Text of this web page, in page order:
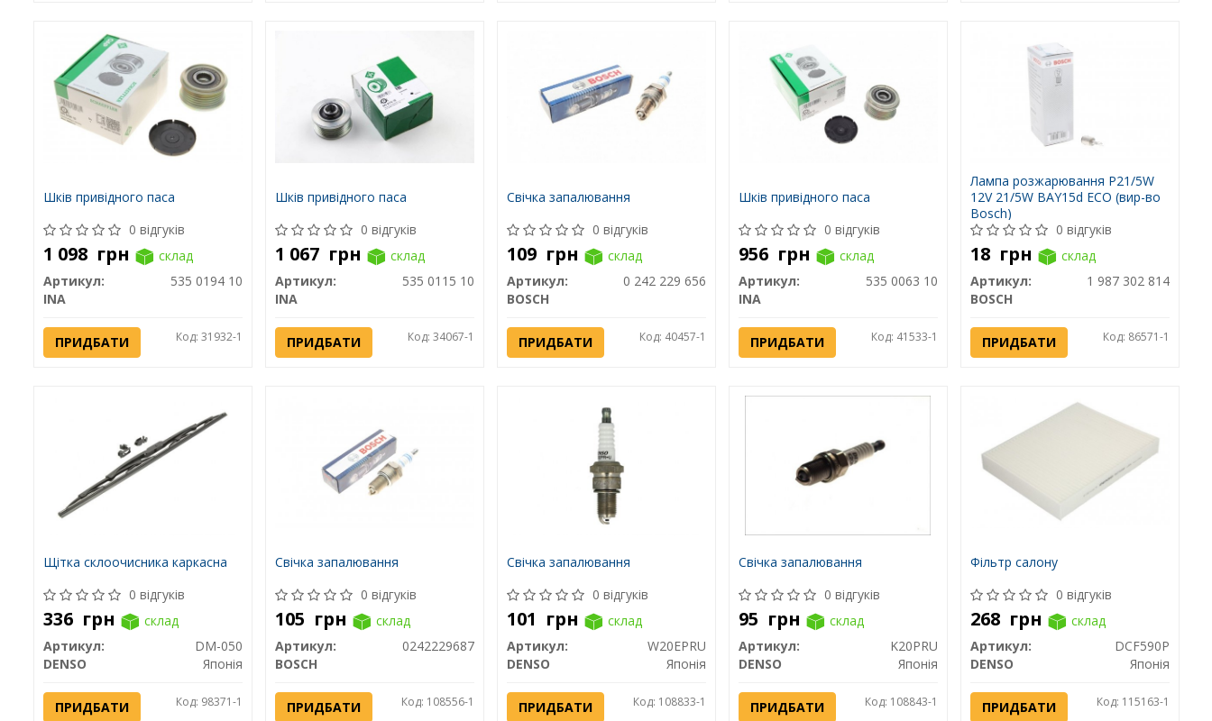
Шків привідного паса
0 відгуків
1 098 грн
склад
Артикул:
535 0194 10
INA
ПРИДБАТИ Код: 31932-1
Шків привідного паса
0 відгуків
1 067 грн
склад
Артикул:
535 0115 10
INA
ПРИДБАТИ Код: 34067-1
Свічка запалювання
0 відгуків
109 грн
склад
Артикул:
0 242 229 656
BOSCH
ПРИДБАТИ Код: 40457-1
Шків привідного паса
0 відгуків
956 грн
склад
Артикул:
535 0063 10
INA
ПРИДБАТИ Код: 41533-1
Лампа розжарювання P21/5W
12V 21/5W BAY15d ECO (вир-во
Bosch)
0 відгуків
18 грн
склад
Артикул:
1 987 302 814
BOSCH
ПРИДБАТИ Код: 86571-1
Щітка склоочисника каркасна
0 відгуків
336 грн
склад
Артикул:
DM-050
DENSO
Японія
ПРИДБАТИ Код: 98371-1
Свічка запалювання
0 відгуків
105 грн
склад
Артикул:
0242229687
BOSCH
ПРИДБАТИ Код: 108556-1
Свічка запалювання
0 відгуків
101 грн
склад
Артикул:
W20EPRU
DENSO
Японія
ПРИДБАТИ Код: 108833-1
Свічка запалювання
0 відгуків
95 грн
склад
Артикул:
K20PRU
DENSO
Японія
ПРИДБАТИ Код: 108843-1
Фільтр салону
0 відгуків
268 грн
склад
Артикул:
DCF590P
DENSO
Японія
ПРИДБАТИ Код: 115163-1